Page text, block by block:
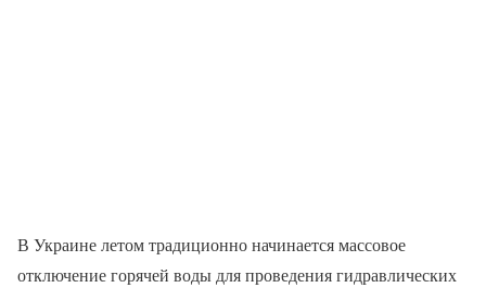
В Украине летом традиционно начинается массовое
отключение горячей воды для проведения гидравлических